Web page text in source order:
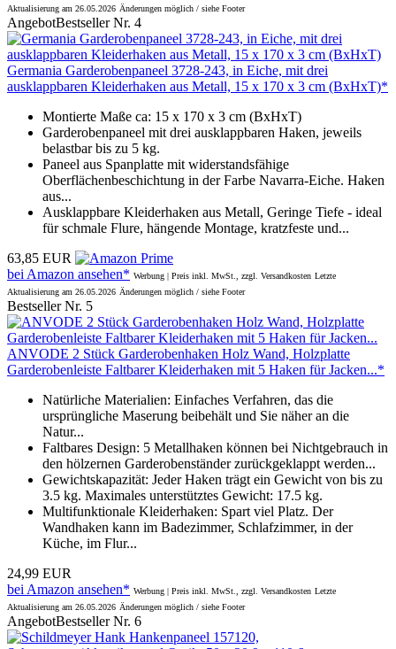
Aktualisierung am 26.05.2026 Änderungen möglich / siehe Footer
AngebotBestseller Nr. 4
Germania Garderobenpaneel 3728-243, in Eiche, mit drei
ausklappbaren Kleiderhaken aus Metall, 15 x 170 x 3 cm (BxHxT)*
Montierte Maße ca: 15 x 170 x 3 cm (BxHxT)
Garderobenpaneel mit drei ausklappbaren Haken, jeweils
belastbar bis zu 5 kg.
Paneel aus Spanplatte mit widerstandsfähige
Oberflächenbeschichtung in der Farbe Navarra-Eiche. Haken
aus...
Ausklappbare Kleiderhaken aus Metall, Geringe Tiefe - ideal
für schmale Flure, hängende Montage, kratzfeste und...
63,85 EUR
bei Amazon ansehen* Werbung | Preis inkl. MwSt., zzgl. Versandkosten Letzte
Aktualisierung am 26.05.2026 Änderungen möglich / siehe Footer
Bestseller Nr. 5
ANVODE 2 Stück Garderobenhaken Holz Wand, Holzplatte
Garderobenleiste Faltbarer Kleiderhaken mit 5 Haken für Jacken...*
Natürliche Materialien: Einfaches Verfahren, das die
ursprüngliche Maserung beibehält und Sie näher an die
Natur...
Faltbares Design: 5 Metallhaken können bei Nichtgebrauch in
den hölzernen Garderobenständer zurückgeklappt werden...
Gewichtskapazität: Jeder Haken trägt ein Gewicht von bis zu
3.5 kg. Maximales unterstütztes Gewicht: 17.5 kg.
Multifunktionale Kleiderhaken: Spart viel Platz. Der
Wandhaken kann im Badezimmer, Schlafzimmer, in der
Küche, im Flur...
24,99 EUR
bei Amazon ansehen* Werbung | Preis inkl. MwSt., zzgl. Versandkosten Letzte
Aktualisierung am 26.05.2026 Änderungen möglich / siehe Footer
AngebotBestseller Nr. 6